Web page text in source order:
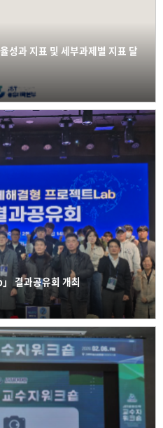
성과 지표 및 세부과제별 지표 달
결과공유회 개최